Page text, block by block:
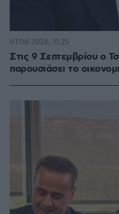
Στις 9 Σεπτεμβρίου ο
παρουσιάσει το
07.08.2026, 11:25